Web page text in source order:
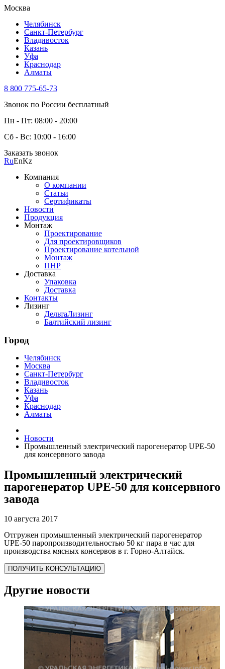
Москва
Челябинск
Санкт-Петербург
Владивосток
Казань
Уфа
Краснодар
Алматы
8 800 775-65-73
Звонок по России бесплатный
Пн - Пт: 08:00 - 20:00
Сб - Вс: 10:00 - 16:00
Заказать звонок
RuEnKz
Компания
О компании
Статьи
Сертификаты
Новости
Продукция
Монтаж
Проектирование
Для проектировщиков
Проектирование котельной
Монтаж
ПНР
Доставка
Упаковка
Доставка
Контакты
Лизинг
ДельтаЛизинг
Балтийский лизинг
Город
Челябинск
Москва
Санкт-Петербург
Владивосток
Казань
Уфа
Краснодар
Алматы
Новости
Промышленный электрический парогенератор UPE-50
для консервного завода
Промышленный электрический
парогенератор UPE-50 для консервного
завода
10 августа 2017
Отгружен промышленный электрический парогенератор
UPE-50 паропроизводительностью 50 кг пара в час для
производства мясных консервов в г. Горно-Алтайск.
ПОЛУЧИТЬ КОНСУЛЬТАЦИЮ
Другие новости